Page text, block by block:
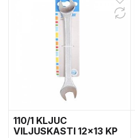
110/1 KLJUC
VILJUSKASTI 12×13 KP